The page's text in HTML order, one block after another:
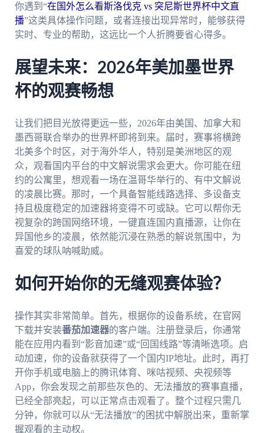
你遇到“在国外怎么看斯洛伐克 vs 突尼斯世界杯中文直
播”这类具体操作问题，或者连接出现异常时，能够获得
实时、专业的帮助，这远比一个人折腾要省心得多。
展望未来：2026年美加墨世界
杯的观赛畅想
让我们把目光放得更远一些，2026年由美国、加拿大和
墨西哥联合举办的世界杯即将到来。届时，赛事将横跨
北美多个时区，对于海外华人，特别是美洲地区的观
众，观看国内平台的中文解说需求会更大。你可能在纽
约的公寓里，想观看一场在温哥华举行的、有中文解说
的凌晨比赛。那时，一个具备智能线路选择、多设备支
持且极度稳定的加速器将变得不可或缺。它可以帮你无
视复杂的跨国网络环境，一键直连国内直播源，让你在
异国他乡的凌晨，依然能沉浸在熟悉的解说氛围中，为
喜爱的球队呐喊助威。
如何开始你的无缝观赛体验？
操作其实非常简单。首先，根据你的设备系统，在官网
下载并安装番茄加速器的客户端。注册登录后，你通常
能在应用内看到“影音加速”或“回国线路”等清晰选项。启
动加速，你的设备就获得了一个国内IP地址。此时，再打
开你手机或电脑上的腾讯体育、咪咕视频、央视频等
App，你会发现之前那些灰色的、无法播放的赛事直播，
已经全部亮起，可以正常点击观看了。整个过程只需几
分钟，你就可以从“无法播放”的困扰中解脱出来，重新掌
握观看的主动权。